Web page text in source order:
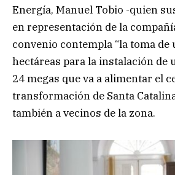
Energía, Manuel Tobio -quien
en representación de la
convenio contempla “la toma de
hectáreas para la instalación de
24 megas que va a alimentar el
transformación de Santa
también a vecinos de la zona.